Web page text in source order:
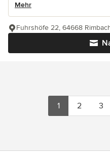
Mehr
Fuhrshöfe 22, 64668
1 2 3